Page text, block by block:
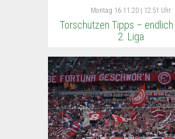
Montag 16.11.20 | 12:51 Uhr
Torschützen Tipps – endlich
2. Liga